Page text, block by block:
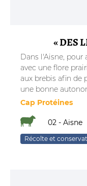
« DES
Dans l'Aisne, pour
avec une flore
aux brebis afin de
une bonne
Cap Protéines
02 - Aisne
Récolte et